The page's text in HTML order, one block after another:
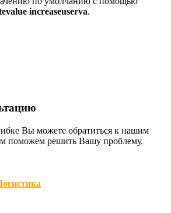
increaseuserva.
Вы можете обратиться к нашим
поможем решить Вашу проблему.